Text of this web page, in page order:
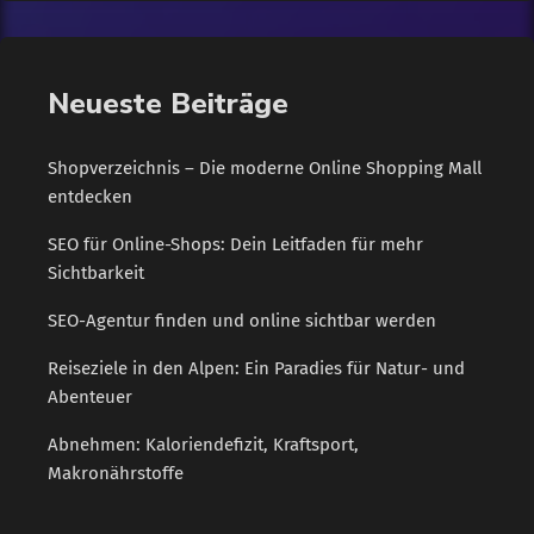
Motto "Starke Marke - aus Südwest" liefern vier […]
Neueste Beiträge
Shopverzeichnis – Die moderne Online Shopping Mall
entdecken
SEO für Online-Shops: Dein Leitfaden für mehr
Sichtbarkeit
SEO-Agentur finden und online sichtbar werden
Reiseziele in den Alpen: Ein Paradies für Natur- und
Abenteuer
Abnehmen: Kaloriendefizit, Kraftsport,
Makronährstoffe